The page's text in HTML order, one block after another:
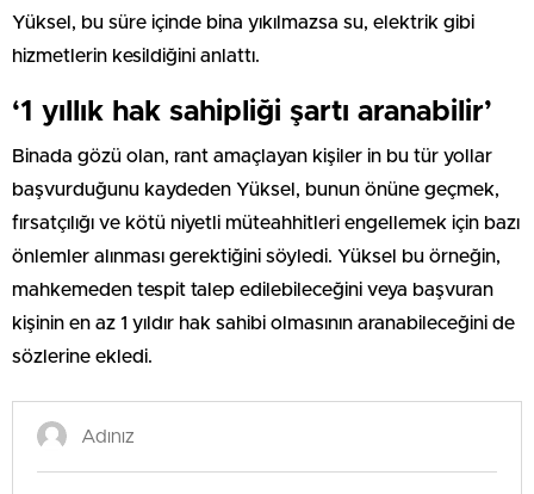
Yüksel, bu süre içinde bina yıkılmazsa su, elektrik gibi
hizmetlerin kesildiğini anlattı.
‘1 yıllık hak sahipliği şartı aranabilir’
Binada gözü olan, rant amaçlayan kişiler in bu tür yollar
başvurduğunu kaydeden Yüksel, bunun önüne geçmek,
fırsatçılığı ve kötü niyetli müteahhitleri engellemek için bazı
önlemler alınması gerektiğini söyledi. Yüksel bu örneğin,
mahkemeden tespit talep edilebileceğini veya başvuran
kişinin en az 1 yıldır hak sahibi olmasının aranabileceğini de
sözlerine ekledi.